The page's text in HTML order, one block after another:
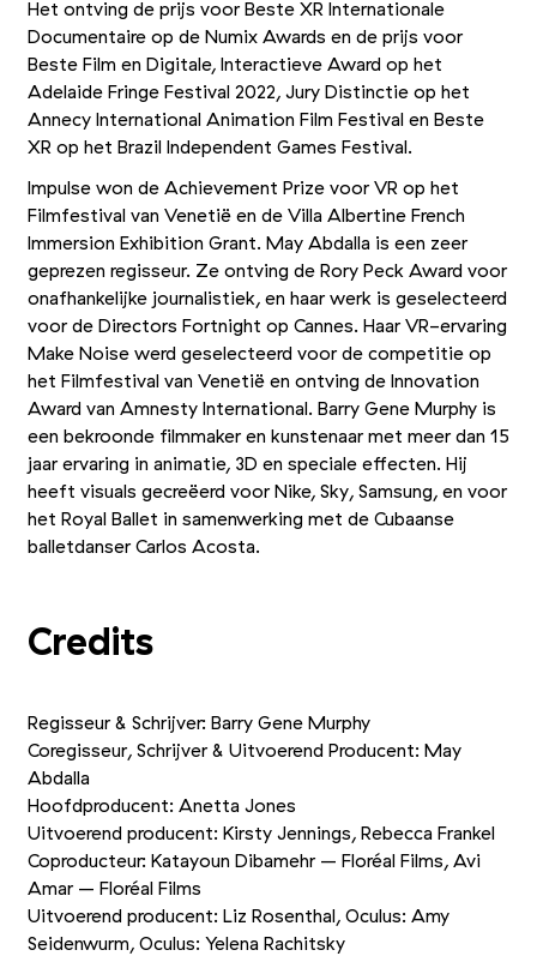
Het ontving de prijs voor Beste XR Internationale
Documentaire op de Numix Awards en de prijs voor
Beste Film en Digitale, Interactieve Award op het
Adelaide Fringe Festival 2022, Jury Distinctie op het
Annecy International Animation Film Festival en Beste
XR op het Brazil Independent Games Festival.
Impulse won de Achievement Prize voor VR op het
Filmfestival van Venetië en de Villa Albertine French
Immersion Exhibition Grant. May Abdalla is een zeer
geprezen regisseur. Ze ontving de Rory Peck Award voor
onafhankelijke journalistiek, en haar werk is geselecteerd
voor de Directors Fortnight op Cannes. Haar VR-ervaring
Make Noise werd geselecteerd voor de competitie op
het Filmfestival van Venetië en ontving de Innovation
Award van Amnesty International. Barry Gene Murphy is
een bekroonde filmmaker en kunstenaar met meer dan 15
jaar ervaring in animatie, 3D en speciale effecten. Hij
heeft visuals gecreëerd voor Nike, Sky, Samsung, en voor
het Royal Ballet in samenwerking met de Cubaanse
balletdanser Carlos Acosta.
Credits
Regisseur & Schrijver: Barry Gene Murphy
Coregisseur, Schrijver & Uitvoerend Producent: May
Abdalla
Hoofdproducent: Anetta Jones
Uitvoerend producent: Kirsty Jennings, Rebecca Frankel
Coproducteur: Katayoun Dibamehr – Floréal Films, Avi
Amar – Floréal Films
Uitvoerend producent: Liz Rosenthal, Oculus: Amy
Seidenwurm, Oculus: Yelena Rachitsky